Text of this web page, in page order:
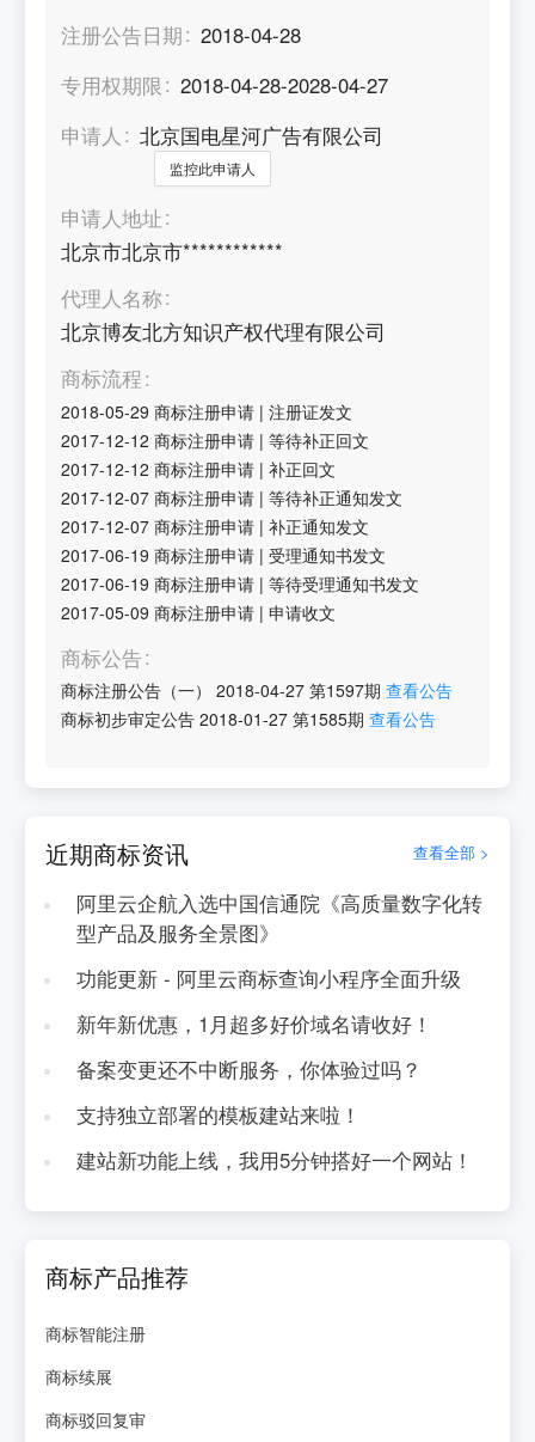
注册公告日期
2018-04-28
专用权期限
2018-04-28-2028-04-27
申请人
北京国电星河广告有限公司
监控此申请人
申请人地址
北京市北京市************
代理人名称
北京博友北方知识产权代理有限公司
商标流程
2018-05-29 商标注册申请 |注册证发文
2017-12-12 商标注册申请 |等待补正回文
2017-12-12 商标注册申请 |补正回文
2017-12-07 商标注册申请 |等待补正通知发文
2017-12-07 商标注册申请 |补正通知发文
2017-06-19 商标注册申请 |受理通知书发文
2017-06-19 商标注册申请 |等待受理通知书发文
2017-05-09 商标注册申请 |申请收文
商标公告
商标注册公告（一） 2018-04-27 第1597期 查看公告
商标初步审定公告 2018-01-27 第1585期 查看公告
近期商标资讯 查看全部 >
阿里云企航入选中国信通院《高质量数字化转
型产品及服务全景图》
功能更新 - 阿里云商标查询小程序全面升级
新年新优惠，1月超多好价域名请收好！
备案变更还不中断服务，你体验过吗？
支持独立部署的模板建站来啦！
建站新功能上线，我用5分钟搭好一个网站！
商标产品推荐
商标智能注册
商标续展
商标驳回复审